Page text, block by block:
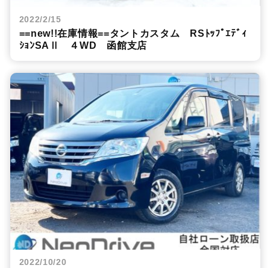
2022/2/15
==new!!在庫情報==タントカスタム RSﾄｯﾌﾟｴﾃﾞｨ
ｼｮﾝSAⅡ ４WD 函館支店
2022/10/20